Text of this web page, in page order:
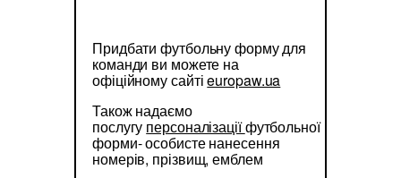
Придбати футбольну форму для
команди ви можете на
офіційному сайтіeuropaw.ua
Також надаємо
послугу персоналізаціїфутбольної
форми- особисте нанесення
номерів, прізвищ, емблем